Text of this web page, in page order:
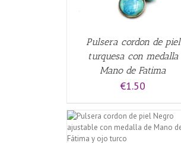
Pulsera cordon de piel
turquesa con medalla
Mano de Fatima
€1.50